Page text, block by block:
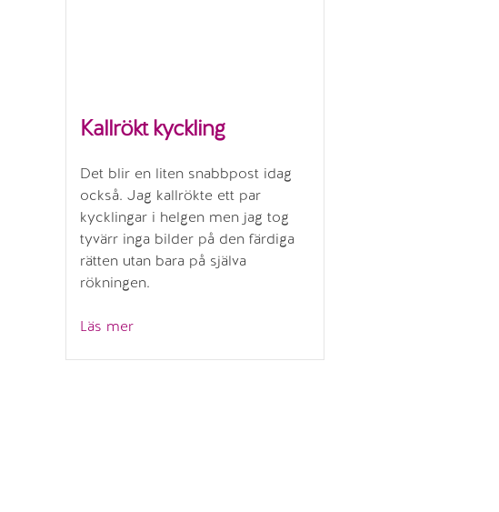
Kallrökt kyckling
Det blir en liten snabbpost idag
också. Jag kallrökte ett par
kycklingar i helgen men jag tog
tyvärr inga bilder på den färdiga
rätten utan bara på själva
rökningen.
Läs mer”Kallrökt